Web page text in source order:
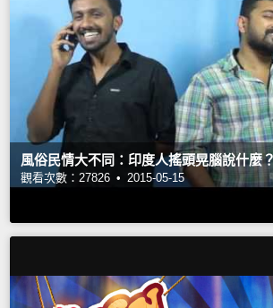
風俗民情大不同：印度人搖頭晃腦說什麼
觀看次數：27826 • 2015-05-15